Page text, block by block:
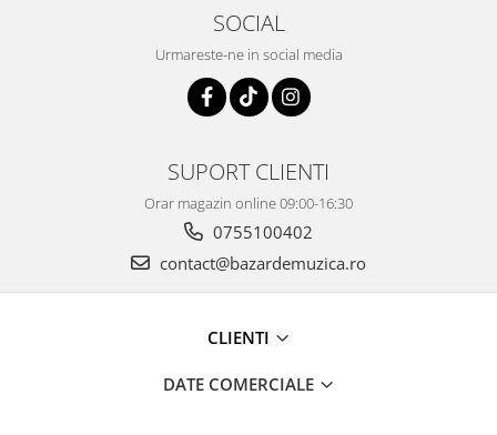
SOCIAL
Urmareste-ne in social media
SUPORT CLIENTI
Orar magazin online 09:00-16:30
0755100402
contact@bazardemuzica.ro
CLIENTI
DATE COMERCIALE